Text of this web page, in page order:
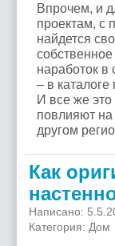
Впрочем, и
проектам, с
найдется
наработок
– в
И все же
повлияют
другом
Как
Написано:
Категория: Дом